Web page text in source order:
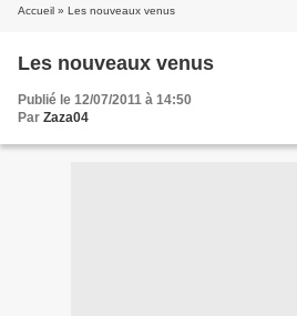
Accueil » Les nouveaux venus
Les nouveaux venus
Publié le 12/07/2011 à 14:50
Par Zaza04